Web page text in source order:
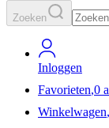
Zoeken
Inloggen
Favorieten,0
Winkelwagen,